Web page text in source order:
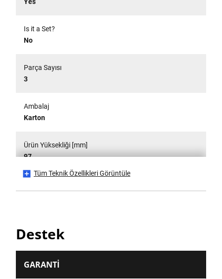
Is it a Set?
No
Parça Sayısı
3
Ambalaj
Karton
Ürün Yüksekliği [mm]
97
3
Ürün Genişliği [mm]
Tüm Teknik Özellikleri Görüntüle
Destek
GARANTI